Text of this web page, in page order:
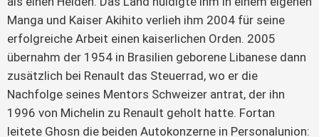
Manga und Kaiser Akihito verlieh ihm 2004 für seine
erfolgreiche Arbeit einen kaiserlichen Orden. 2005
übernahm der 1954 in Brasilien geborene Libanese dann
zusätzlich bei Renault das Steuerrad, wo er die
Nachfolge seines Mentors Schweizer antrat, der ihn
1996 von Michelin zu Renault geholt hatte. Fortan
leitete Ghosn die beiden Autokonzerne in Personalunion: